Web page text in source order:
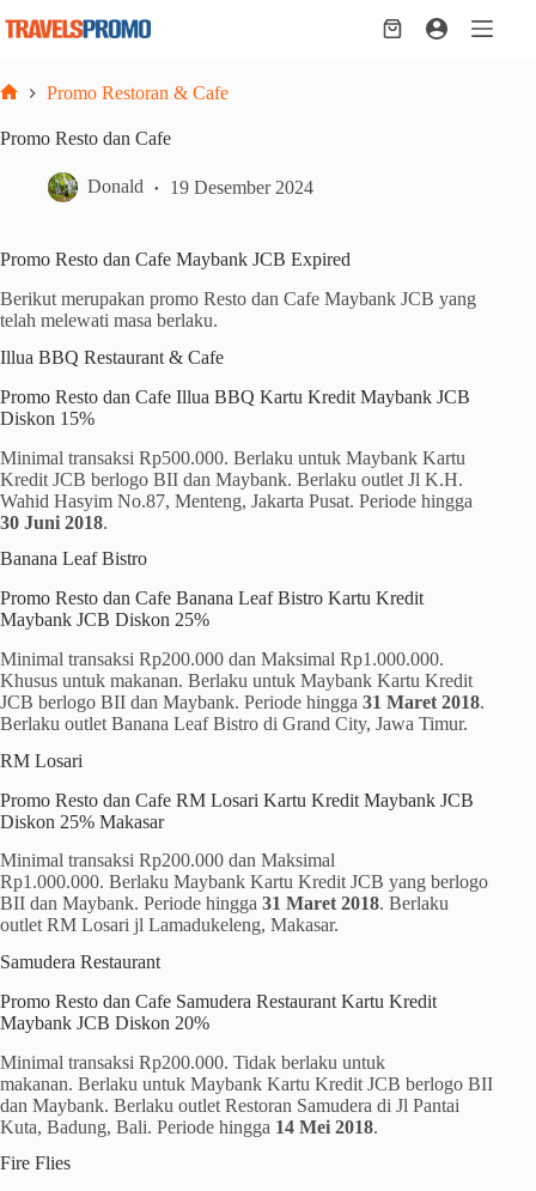
Shopping
Promo Restoran & Cafe
Promo Resto dan Cafe
Donald 19 Desember 2024
Promo Resto dan Cafe Maybank JCB Expired
Berikut merupakan promo Resto dan Cafe Maybank JCB yang
telah melewati masa berlaku.
Illua BBQ Restaurant & Cafe
Promo Resto dan Cafe Illua BBQ Kartu Kredit Maybank JCB
Diskon 15%
Minimal transaksi Rp500.000. Berlaku untuk Maybank Kartu
Kredit JCB berlogo BII dan Maybank. Berlaku outlet Jl K.H.
Wahid Hasyim No.87, Menteng, Jakarta Pusat. Periode hingga
30 Juni 2018.
Banana Leaf Bistro
Promo Resto dan Cafe Banana Leaf Bistro Kartu Kredit
Maybank JCB Diskon 25%
Minimal transaksi Rp200.000 dan Maksimal Rp1.000.000.
Khusus untuk makanan. Berlaku untuk Maybank Kartu Kredit
JCB berlogo BII dan Maybank. Periode hingga 31 Maret 2018.
Berlaku outlet Banana Leaf Bistro di Grand City, Jawa Timur.
RM Losari
Promo Resto dan Cafe RM Losari Kartu Kredit Maybank JCB
Diskon 25% Makasar
Minimal transaksi Rp200.000 dan Maksimal
Rp1.000.000. Berlaku Maybank Kartu Kredit JCB yang berlogo
BII dan Maybank. Periode hingga 31 Maret 2018. Berlaku
outlet RM Losari jl Lamadukeleng, Makasar.
Samudera Restaurant
Promo Resto dan Cafe Samudera Restaurant Kartu Kredit
Maybank JCB Diskon 20%
Minimal transaksi Rp200.000. Tidak berlaku untuk
makanan. Berlaku untuk Maybank Kartu Kredit JCB berlogo BII
dan Maybank. Berlaku outlet Restoran Samudera di Jl Pantai
Kuta, Badung, Bali. Periode hingga 14 Mei 2018.
Fire Flies